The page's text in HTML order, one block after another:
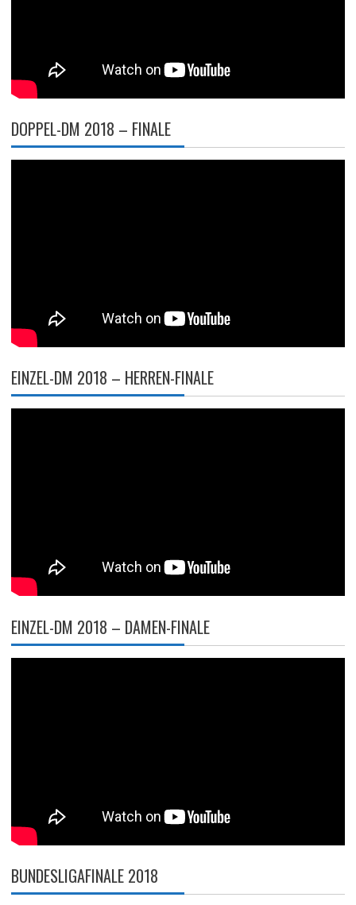
DOPPEL-DM 2018 – FINALE
EINZEL-DM 2018 – HERREN-FINALE
EINZEL-DM 2018 – DAMEN-FINALE
BUNDESLIGAFINALE 2018